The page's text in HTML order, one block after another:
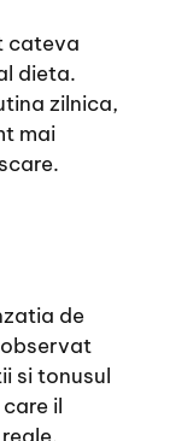
cateva
dieta.
zilnica,
mai
de
si tonusul
il